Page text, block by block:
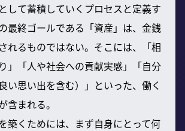
して蓄積していくプロセスと定義す
最終ゴールである「資産」は、金銭
れるものではない。そこには、「相
」「人や社会への貢献実感」「自分
い思い出を含む）」といった、働く
含まれる。
築くためには、まず自身にとって何